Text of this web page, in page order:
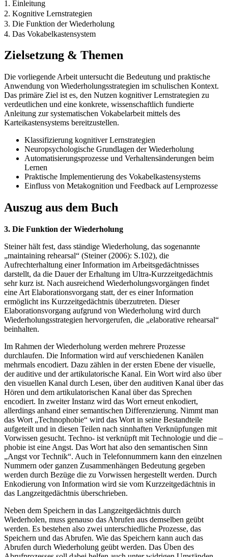
1. Einleitung
2. Kognitive Lernstrategien
3. Die Funktion der Wiederholung
4. Das Vokabelkastensystem
Zielsetzung & Themen
Die vorliegende Arbeit untersucht die Bedeutung und praktische
Anwendung von Wiederholungsstrategien im schulischen Kontext.
Das primäre Ziel ist es, den Nutzen kognitiver Lernstrategien zu
verdeutlichen und eine konkrete, wissenschaftlich fundierte
Anleitung zur systematischen Vokabelarbeit mittels des
Karteikastensystems bereitzustellen.
Klassifizierung kognitiver Lernstrategien
Neuropsychologische Grundlagen der Wiederholung
Automatisierungsprozesse und Verhaltensänderungen beim
Lernen
Praktische Implementierung des Vokabelkastensystems
Einfluss von Metakognition und Feedback auf Lernprozesse
Auszug aus dem Buch
3. Die Funktion der Wiederholung
Steiner hält fest, dass ständige Wiederholung, das sogenannte
„maintaining rehearsal“ (Steiner (2006): S.102), die
Aufrechterhaltung einer Information im Arbeitsgedächtnisses
darstellt, da die Dauer der Erhaltung im Ultra-Kurzzeitgedächtnis
sehr kurz ist. Nach ausreichend Wiederholungsvorgängen findet
eine Art Elaborationsvorgang statt, der es einer Information
ermöglicht ins Kurzzeitgedächtnis überzutreten. Dieser
Elaborationsvorgang aufgrund von Wiederholung wird durch
Wiederholungsstrategien hervorgerufen, die „elaborative rehearsal“
beinhalten.
Im Rahmen der Wiederholung werden mehrere Prozesse
durchlaufen. Die Information wird auf verschiedenen Kanälen
mehrmals encodiert. Dazu zählen in der ersten Ebene der visuelle,
der auditive und der artikulatorische Kanal. Ein Wort wird also über
den visuellen Kanal durch Lesen, über den auditiven Kanal über das
Hören und dem artikulatorischen Kanal über das Sprechen
encodiert. In zweiter Instanz wird das Wort erneut enkodiert,
allerdings anhand einer semantischen Differenzierung. Nimmt man
das Wort „Technophobie“ wird das Wort in seine Bestandteile
aufgeteilt und in diesen Teilen nach sinnhaften Verknüpfungen mit
Vorwissen gesucht. Techno- ist verknüpft mit Technologie und die –
phobie ist eine Angst. Das Wort hat also den semantischen Sinn
„Angst vor Technik“. Auch in Telefonnummern kann den einzelnen
Nummern oder ganzen Zusammenhängen Bedeutung gegeben
werden durch Bezüge die zu Vorwissen hergestellt werden. Durch
Enkodierung von Information wird sie vom Kurzzeitgedächtnis in
das Langzeitgedächtnis überschrieben.
Neben dem Speichern in das Langzeitgedächtnis durch
Wiederholen, muss genauso das Abrufen aus demselben geübt
werden. Es bestehen also zwei unterschiedliche Prozesse, das
Speichern und das Abrufen. Wie das Speichern kann auch das
Abrufen durch Wiederholung geübt werden. Das Üben des